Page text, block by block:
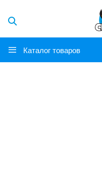
Каталог товаров